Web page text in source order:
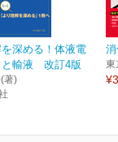
深める！体液電
と輸液 改訂4版
著)
東